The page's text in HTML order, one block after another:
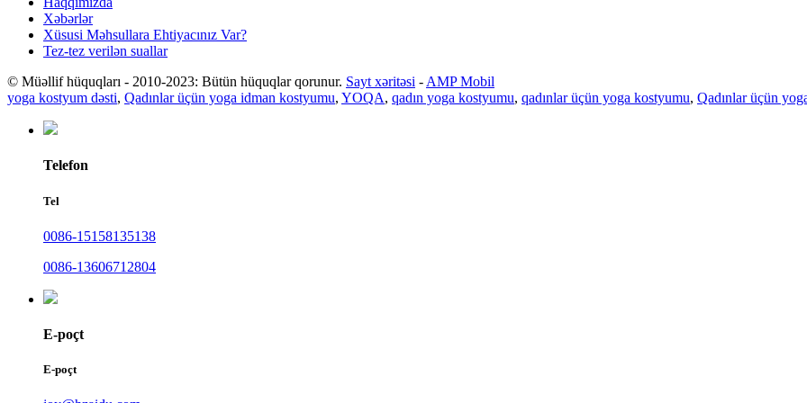
Xəbərlər
Xüsusi Məhsullara Ehtiyacınız Var?
Tez-tez verilən suallar
© Müəllif hüquqları - 2010-2023: Bütün hüquqlar qorunur. Sayt xəritəsi - AMP Mobil
yoga kostyum dəsti, Qadınlar üçün yoga idman kostyumu, YOQA, qadın yoga kostyumu, qadınlar üçün yoga kostyumu, Qadınlar üçün
Telefon
Tel
0086-15158135138
0086-13606712804
E-poçt
E-poçt